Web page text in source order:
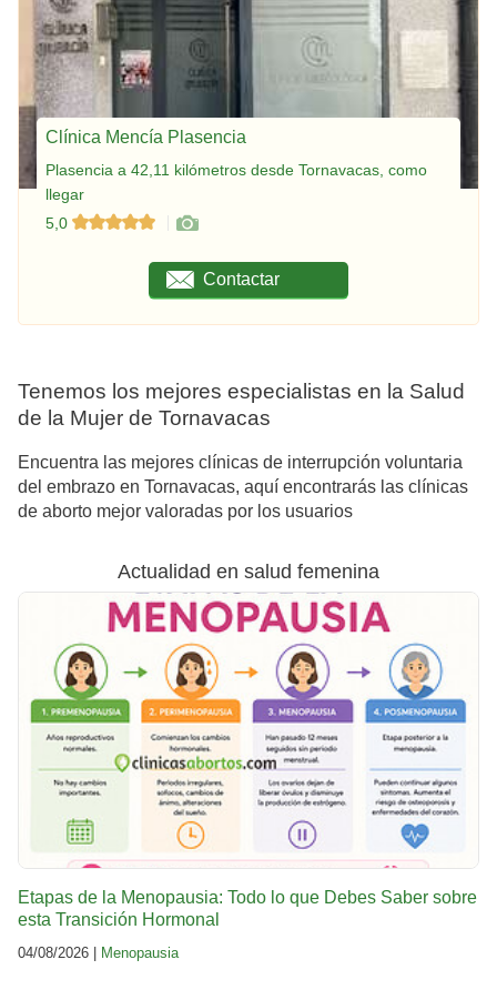
Clínica Mencía Plasencia
Plasencia a 42,11 kilómetros desde Tornavacas, como
llegar
5,0
Contactar
Tenemos los mejores especialistas en la Salud
de la Mujer de Tornavacas
Encuentra las mejores clínicas de interrupción voluntaria
del embrazo en Tornavacas, aquí encontrarás las clínicas
de aborto mejor valoradas por los usuarios
Actualidad en salud femenina
Etapas de la Menopausia: Todo lo que Debes Saber sobre
esta Transición Hormonal
04/08/2026 | Menopausia